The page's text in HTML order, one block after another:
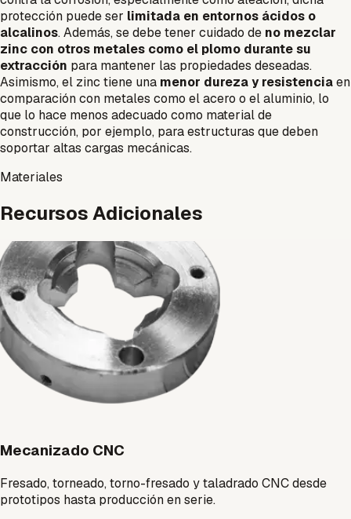
protección puede ser limitada en entornos ácidos o
alcalinos. Además, se debe tener cuidado de no mezclar
zinc con otros metales como el plomo durante su
extracción para mantener las propiedades deseadas.
Asimismo, el zinc tiene una menor dureza y resistenciaen
comparación con metales como el acero o el aluminio, lo
que lo hace menos adecuado como material de
construcción, por ejemplo, para estructuras que deben
soportar altas cargas mecánicas.
Materiales
Recursos Adicionales
Mecanizado CNC
Fresado, torneado, torno-fresado y taladrado CNC desde
prototipos hasta producción en serie.